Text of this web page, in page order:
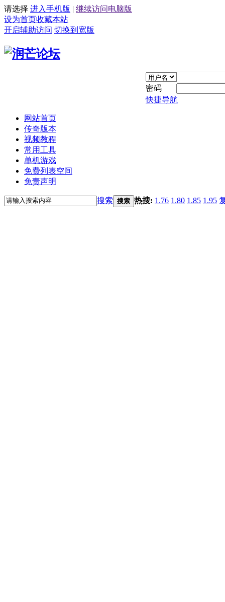
请选择 进入手机版 | 继续访问电脑版
设为首页收藏本站
开启辅助访问 切换到宽版
密码
快捷导航
网站首页
传奇版本
视频教程
常用工具
单机游戏
免费列表空间
免责声明
搜索 搜索 热搜: 1.76 1.80 1.85 1.95